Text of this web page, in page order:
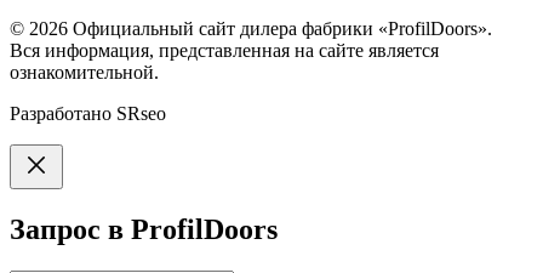
© 2026 Официальный сайт дилера фабрики «ProfilDoors».
Вся информация, представленная на сайте является
ознакомительной.
Разработано SRseo
Запрос в ProfilDoors